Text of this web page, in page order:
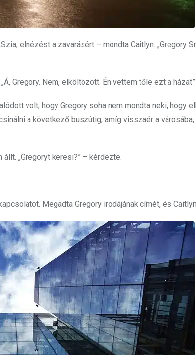
elnézést a zavarásért – mondta Caitlyn. „Gregory
Gregory. Nem, elköltözött. Én vettem tőle ezt a
volt, hogy Gregory soha nem mondta neki, hogy
a következő buszútig, amíg visszaér a
„Gregoryt keresi?” – kérdezte.
Megadta Gregory irodájának címét, és